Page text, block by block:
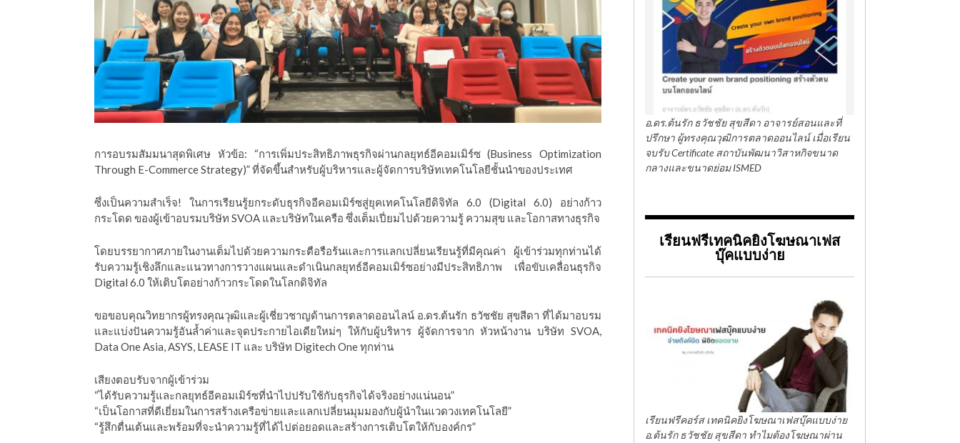
การอบรมสัมมนาสุดพิเศษ หัวข้อ: “การเพิ่มประสิทธิภาพธุรกิจผ่านกลยุทธ์อีคอมเมิร์ซ (Business Optimization
Through E-Commerce Strategy)”ที่จัดขึ้นสำหรับผู้บริหารและผู้จัดการบริษัทเทคโนโลยีชั้นนำของประเทศ
ซึ่งเป็นความสำเร็จ! ในการเรียนรู้ยกระดับธุรกิจอีคอมเมิร์ซสู่ยุคเทคโนโลยีดิจิทัล 6.0 (Digital 6.0) อย่างก้าว
กระโดด ของผู้เข้าอบรมบริษัท SVOA และบริษัทในเครือ ซึ่งเต็มเปี่ยมไปด้วยความรู้ ความสุข และโอกาสทางธุรกิจ
โดยบรรยากาศภายในงานเต็มไปด้วยความกระตือรือร้นและการแลกเปลี่ยนเรียนรู้ที่มีคุณค่า ผู้เข้าร่วมทุกท่านได้
รับความรู้เชิงลึกและแนวทางการวางแผนและดำเนินกลยุทธ์อีคอมเมิร์ซอย่างมีประสิทธิภาพ เพื่อขับเคลื่อนธุรกิจ
Digital 6.0 ให้เติบโตอย่างก้าวกระโดดในโลกดิจิทัล
ขอขอบคุณวิทยากรผู้ทรงคุณวุฒิและผู้เชี่ยวชาญด้านการตลาดออนไลน์ อ.ดร.ต้นรัก ธวัชชัย สุขสีดา ที่ได้มาอบรม
และแบ่งปันความรู้อันล้ำค่าและจุดประกายไอเดียใหม่ๆ ให้กับผู้บริหาร ผู้จัดการจาก หัวหน้างาน บริษัท SVOA,
Data One Asia, ASYS, LEASE IT และ บริษัท Digitech One ทุกท่าน
เสียงตอบรับจากผู้เข้าร่วม
“ได้รับความรู้และกลยุทธ์อีคอมเมิร์ซที่นำไปปรับใช้กับธุรกิจได้จริงอย่างแน่นอน”
“เป็นโอกาสที่ดีเยี่ยมในการสร้างเครือข่ายและแลกเปลี่ยนมุมมองกับผู้นำในแวดวงเทคโนโลยี”
“รู้สึกตื่นเต้นและพร้อมที่จะนำความรู้ที่ได้ไปต่อยอดและสร้างการเติบโตให้กับองค์กร”
อ.ดร.ต้นรัก ธวัชชัย สุขสีดา อาจารย์สอนและที่
ปรึกษา ผู้ทรงคุณวุฒิการตลาดออนไลน์ เมื่อเรียน
จบรับ Certificate สถาบันพัฒนาวิสาหกิจขนาด
กลางและขนาดย่อม ISMED
เรียนฟรีเทคนิคยิงโฆษณาเฟส
บุ๊คแบบง่าย
เรียนฟรีคอร์ส เทคนิคยิงโฆษณาเฟสบุ๊คแบบง่าย
อ.ต้นรัก ธวัชชัย สุขสีดา ทำไมต้องโฆษณาผ่าน